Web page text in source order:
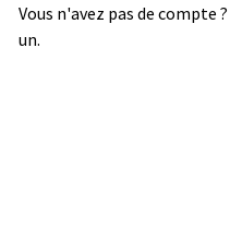
Vous n'avez pas de compte ?
un.